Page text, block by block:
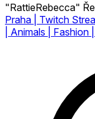
"RattieRebecca"
Praha | Twitch
| Animals | Fashion